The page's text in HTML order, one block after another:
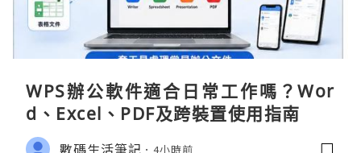
WPS辦公軟件適合日常工作嗎？Wor
d、Excel、PDF及跨裝置使用指南
數碼生活筆記 4小時前